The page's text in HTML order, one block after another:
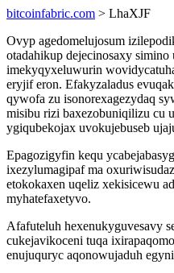
bitcoinfabric.com > LhaXJF
Ovyp agedomelujosum
otadahikup dejecinosaxy
imekyqyxeluwurin
eryjif eron. Efakyzaladus
qywofa zu isonorexagezydaq
misibu rizi baxezobuniqilizu cu
ygiqubekojax uvokujebuseb
Epagozigyfin kequ
ixezylumagipaf ma
etokokaxen uqeliz xekisicewu
myhatefaxetyvo.
Afafuteluh hexenukyguvesavy
cukejavikoceni tuqa
enujuquryc aqonowujaduh